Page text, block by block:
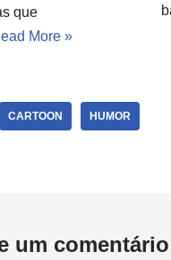
que
More »
CARTOON HUMOR
um comentário